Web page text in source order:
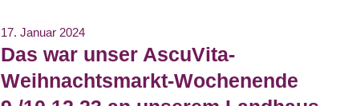
17. Januar 2024
Das war unser AscuVita-
Weihnachtsmarkt-Wochenende